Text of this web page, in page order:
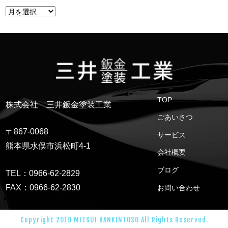
株式会社 三井鈑金塗装工業
〒867-0068
熊本県水俣市浜松町4-1
TEL：0966-62-2829
FAX：0966-62-2830
TOP
ごあいさつ
サービス
会社概要
ブログ
お問い合わせ
Copyright 2019 MITSUI BANKINTOSO All Rights Reserved.